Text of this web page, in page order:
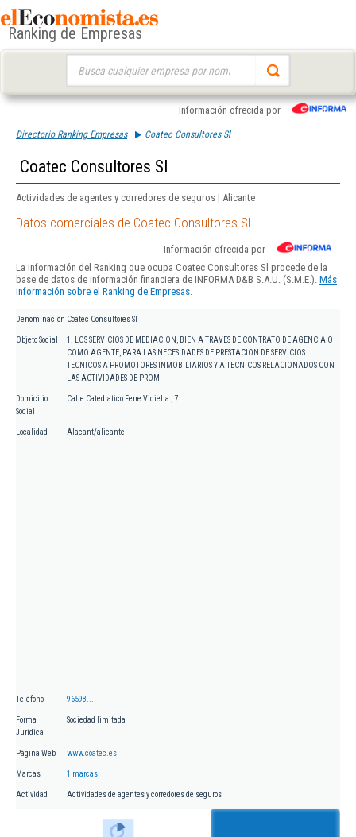
Ranking de Empresas
Información ofrecida por
Directorio Ranking Empresas Coatec Consultores Sl
Coatec Consultores Sl
Actividades de agentes y corredores de seguros | Alicante
Datos comerciales de Coatec Consultores Sl
Información ofrecida por
La información del Ranking que ocupa Coatec Consultores Sl procede de la
base de datos de información financiera de INFORMA D&B S.A.U. (S.M.E.). Más
información sobre el Ranking de Empresas.
Denominación Coatec Consultores Sl
Objeto Social
1. LOS SERVICIOS DE MEDIACION, BIEN A TRAVES DE CONTRATO DE AGENCIA O
COMO AGENTE, PARA LAS NECESIDADES DE PRESTACION DE SERVICIOS
TECNICOS A PROMOTORES INMOBILIARIOS Y A TECNICOS RELACIONADOS CON
LAS ACTIVIDADES DE PROM
Domicilio
Social
Calle Catedratico Ferre Vidiella , 7
Localidad Alacant/alicante
Teléfono 96598...
Forma
Jurídica
Sociedad limitada
Página Web www.coatec.es
Marcas 1 marcas
Actividad Actividades de agentes y corredores de seguros